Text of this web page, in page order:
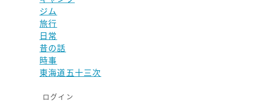
ジム
旅行
日常
昔の話
時事
東海道五十三次
ログイン